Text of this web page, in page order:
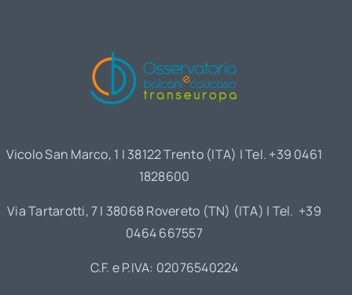
Vicolo San Marco, 1 | 38122 Trento (ITA) | Tel. +39 0461
1828600
Via Tartarotti, 7 | 38068 Rovereto (TN) (ITA) | Tel. +39
0464 667557
C.F. e P.IVA: 02076540224